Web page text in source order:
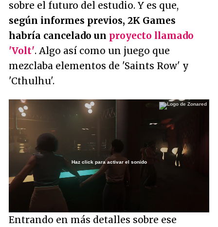
sobre el futuro del estudio. Y es que,
según informes previos, 2K Games
habría cancelado un proyecto llamado
'Volt'. Algo así como un juego que
mezclaba elementos de 'Saints Row' y
'Cthulhu'.
Loaded
25.19%
Haz click para activar el sonido
Entrando en más detalles sobre ese